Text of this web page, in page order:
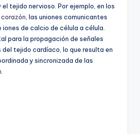
tejido nervioso. Por ejemplo, en los
corazón, las uniones comunicantes
de calcio de célula a célula.
para la propagación de señales
tejido cardíaco, lo que resulta en
y sincronizada de las
.